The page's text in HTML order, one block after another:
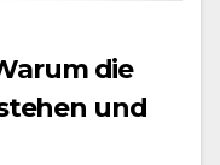
die
und